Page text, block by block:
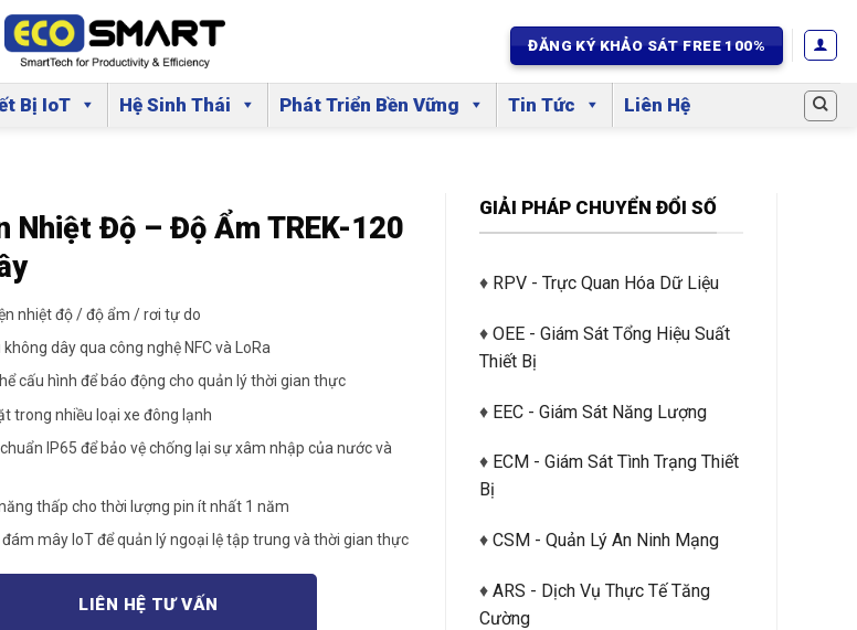
ĐĂNG KÝ KHẢO SÁT FREE 100%
Bị IoT Hệ Sinh Thái Phát Triển Bền Vững Tin Tức Liên Hệ
GIẢI PHÁP CHUYỂN ĐỔI SỐ
♦ RPV - Trực Quan Hóa Dữ Liệu
♦ OEE - Giám Sát Tổng Hiệu Suất
Thiết Bị
♦ EEC - Giám Sát Năng Lượng
♦ ECM - Giám Sát Tình Trạng Thiết
Bị
♦ CSM - Quản Lý An Ninh Mạng
♦ ARS - Dịch Vụ Thực Tế Tăng
Cường
Nhiệt Độ – Độ Ẩm TREK-120
nhiệt độ / độ ẩm / rơi tự do
dây qua công nghệ NFC và LoRa
cấu hình để báo động cho quản lý thời gian thực
trong nhiều loại xe đông lạnh
IP65 để bảo vệ chống lại sự xâm nhập của nước và
thấp cho thời lượng pin ít nhất 1 năm
đám mây IoT để quản lý ngoại lệ tập trung và thời gian thực
LIÊN HỆ TƯ VẤN